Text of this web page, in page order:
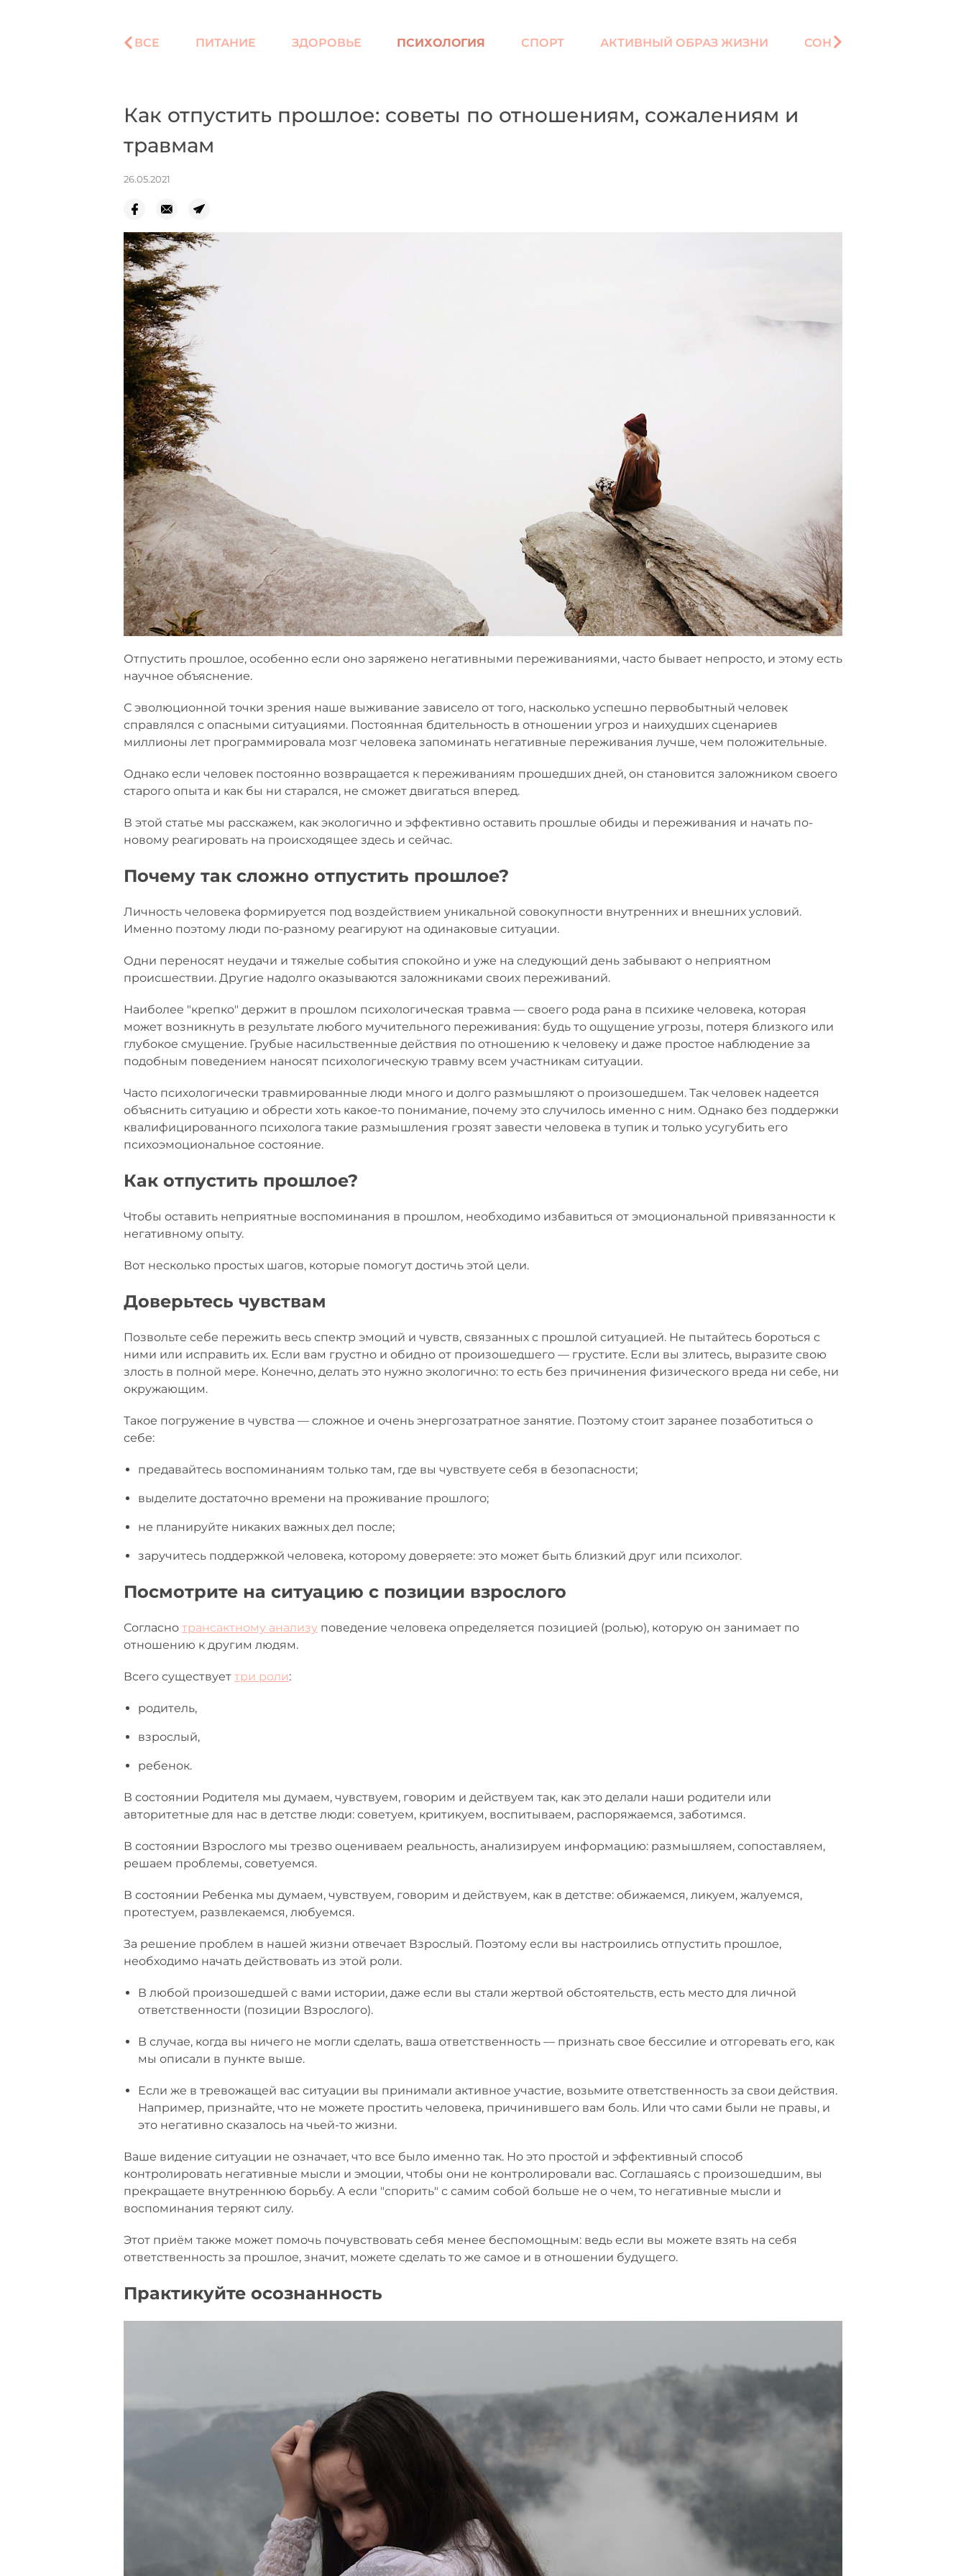
ВСЕ ПИТАНИЕ ЗДОРОВЬЕ ПСИХОЛОГИЯ СПОРТ АКТИВНЫЙ ОБРАЗ ЖИЗНИ СОН
Как отпустить прошлое: советы по отношениям, сожалениям и
травмам
26.05.2021
Отпустить прошлое, особенно если оно заряжено негативными переживаниями, часто бывает непросто, и этому есть
научное объяснение.
С эволюционной точки зрения наше выживание зависело от того, насколько успешно первобытный человек
справлялся с опасными ситуациями. Постоянная бдительность в отношении угроз и наихудших сценариев
миллионы лет программировала мозг человека запоминать негативные переживания лучше, чем положительные.
Однако если человек постоянно возвращается к переживаниям прошедших дней, он становится заложником своего
старого опыта и как бы ни старался, не сможет двигаться вперед.
В этой статье мы расскажем, как экологично и эффективно оставить прошлые обиды и переживания и начать по-
новому реагировать на происходящее здесь и сейчас.
Почему так сложно отпустить прошлое?
Личность человека формируется под воздействием уникальной совокупности внутренних и внешних условий.
Именно поэтому люди по-разному реагируют на одинаковые ситуации.
Одни переносят неудачи и тяжелые события спокойно и уже на следующий день забывают о неприятном
происшествии. Другие надолго оказываются заложниками своих переживаний.
Наиболее "крепко" держит в прошлом психологическая травма — своего рода рана в психике человека, которая
может возникнуть в результате любого мучительного переживания: будь то ощущение угрозы, потеря близкого или
глубокое смущение. Грубые насильственные действия по отношению к человеку и даже простое наблюдение за
подобным поведением наносят психологическую травму всем участникам ситуации.
Часто психологически травмированные люди много и долго размышляют о произошедшем. Так человек надеется
объяснить ситуацию и обрести хоть какое-то понимание, почему это случилось именно с ним. Однако без поддержки
квалифицированного психолога такие размышления грозят завести человека в тупик и только усугубить его
психоэмоциональное состояние.
Как отпустить прошлое?
Чтобы оставить неприятные воспоминания в прошлом, необходимо избавиться от эмоциональной привязанности к
негативному опыту.
Вот несколько простых шагов, которые помогут достичь этой цели.
Доверьтесь чувствам
Позвольте себе пережить весь спектр эмоций и чувств, связанных с прошлой ситуацией. Не пытайтесь бороться с
ними или исправить их. Если вам грустно и обидно от произошедшего — грустите. Если вы злитесь, выразите свою
злость в полной мере. Конечно, делать это нужно экологично: то есть без причинения физического вреда ни себе, ни
окружающим.
Такое погружение в чувства — сложное и очень энергозатратное занятие. Поэтому стоит заранее позаботиться о
себе:
предавайтесь воспоминаниям только там, где вы чувствуете себя в безопасности;
выделите достаточно времени на проживание прошлого;
не планируйте никаких важных дел после;
заручитесь поддержкой человека, которому доверяете: это может быть близкий друг или психолог.
Посмотрите на ситуацию с позиции взрослого
Согласно трансактному анализу поведение человека определяется позицией (ролью), которую он занимает по
отношению к другим людям.
Всего существует три роли:
родитель,
взрослый,
ребенок.
В состоянии Родителя мы думаем, чувствуем, говорим и действуем так, как это делали наши родители или
авторитетные для нас в детстве люди: советуем, критикуем, воспитываем, распоряжаемся, заботимся.
В состоянии Взрослого мы трезво оцениваем реальность, анализируем информацию: размышляем, сопоставляем,
решаем проблемы, советуемся.
В состоянии Ребенка мы думаем, чувствуем, говорим и действуем, как в детстве: обижаемся, ликуем, жалуемся,
протестуем, развлекаемся, любуемся.
За решение проблем в нашей жизни отвечает Взрослый. Поэтому если вы настроились отпустить прошлое,
необходимо начать действовать из этой роли.
В любой произошедшей с вами истории, даже если вы стали жертвой обстоятельств, есть место для личной
ответственности (позиции Взрослого).
В случае, когда вы ничего не могли сделать, ваша ответственность — признать свое бессилие и отгоревать его, как
мы описали в пункте выше.
Если же в тревожащей вас ситуации вы принимали активное участие, возьмите ответственность за свои действия.
Например, признайте, что не можете простить человека, причинившего вам боль. Или что сами были не правы, и
это негативно сказалось на чьей-то жизни.
Ваше видение ситуации не означает, что все было именно так. Но это простой и эффективный способ
контролировать негативные мысли и эмоции, чтобы они не контролировали вас. Соглашаясь с произошедшим, вы
прекращаете внутреннюю борьбу. А если "спорить" с самим собой больше не о чем, то негативные мысли и
воспоминания теряют силу.
Этот приём также может помочь почувствовать себя менее беспомощным: ведь если вы можете взять на себя
ответственность за прошлое, значит, можете сделать то же самое и в отношении будущего.
Практикуйте осознанность